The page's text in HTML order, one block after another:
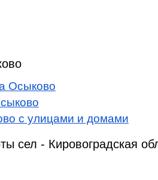
Осыково
с улицами и домами
сел - Кировоградская